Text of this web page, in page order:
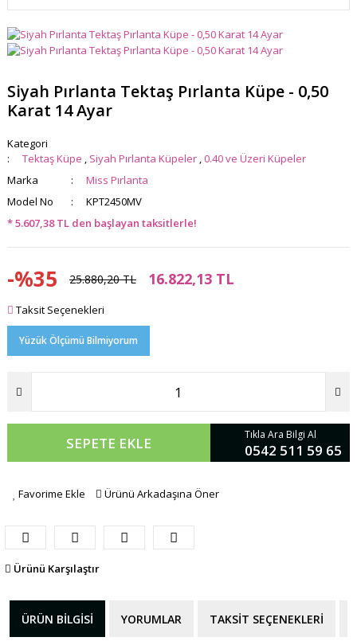
Siyah Pırlanta Tektaş Pırlanta Küpe - 0,50
Karat 14 Ayar
Kategori
Tektaş Küpe , Siyah Pırlanta Küpeler ,0.40 ve Üzeri Küpeler
Marka
Miss Pırlanta
Model No
KPT2450MV
* 5.607,38 TL den başlayan taksitlerle!
-%35 25.880,20 TL 16.822,13 TL
Taksit Seçenekleri
Yüzük Ölçümü Bilmiyorum
SEPETE EKLE Tıkla Ara Bilgi Al
0542 511 59 65
Favorime Ekle Ürünü Arkadaşına Öner
Ürünü Karşılaştır
ÜRÜN BILGISI YORUMLAR TAKSIT SEÇENEKLERI